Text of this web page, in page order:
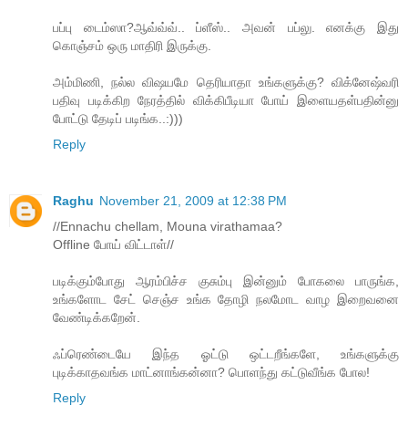
பப்பு டைம்ஸா?ஆவ்வ்வ்.. ப்ளீஸ்.. அவன் பப்லு. எனக்கு இது
கொஞ்சம் ஒரு மாதிரி இருக்கு.
அம்மிணி, நல்ல விஷயமே தெரியாதா உங்களுக்கு? விக்னேஷ்வரி
பதிவு படிக்கிற நேரத்தில் விக்கிபீடியா போய் இளையதள்பதின்னு
போட்டு தேடிப் படிங்க..:)))
Reply
Raghu November 21, 2009 at 12:38 PM
//Ennachu chellam, Mouna virathamaa?
Offline போய் விட்டாள்//
ப‌டிக்கும்போது ஆர‌ம்பிச்ச‌ குசும்பு இன்னும் போக‌லை பாருங்க‌,
உங்க‌ளோட‌ சேட் செஞ்ச‌ உங்க‌ தோழி ந‌ல‌மோட‌ வாழ‌ இறைவ‌னை
வேண்டிக்க‌றேன்.
ஃப்ரெண்டையே இந்த‌ ஓட்டு ஒட்ட‌றீங்க‌ளே, உங்க‌ளுக்கு
புடிக்காத‌வ‌ங்க‌ மாட்னாங்க‌ன்னா? பொள‌ந்து க‌ட்டுவீங்க‌ போல‌!
Reply